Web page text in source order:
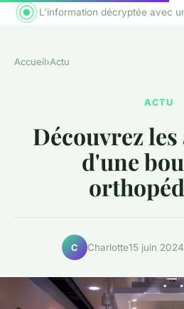
L'information décryptée avec
Accueil›Actu
ACTU
Découvrez les
d'une
C Charlotte15 juin 2024